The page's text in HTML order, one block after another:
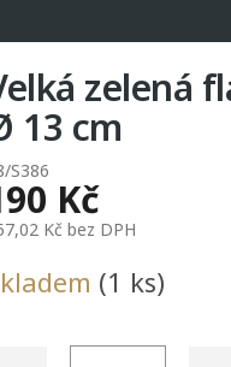
zelená
13 cm
S386
Kč
Kč bez DPH
(1 ks)